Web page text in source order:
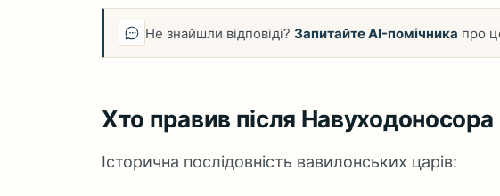
Не знайшли відповіді? Запитайте AI-помічника про
Хто правив після Навуходоносора
Історична послідовність вавилонських царів: